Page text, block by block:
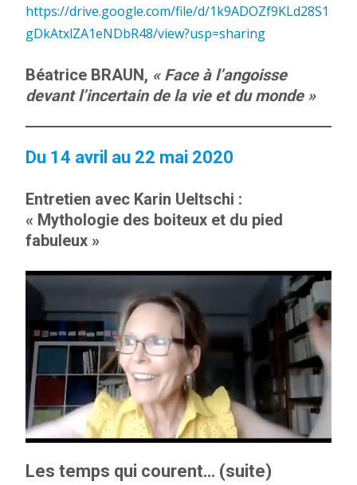
https://drive.google.com/file/d/1k9ADOZf9KLd28S1
gDkAtxlZA1eNDbR48/view?usp=sharing
Béatrice BRAUN, « Face à l’angoisse
devant l’incertain de la vie et du monde »
Du 14 avril au 22 mai 2020
Entretien avec Karin Ueltschi :
« Mythologie des boiteux et du pied
fabuleux »
Les temps qui courent… (suite)